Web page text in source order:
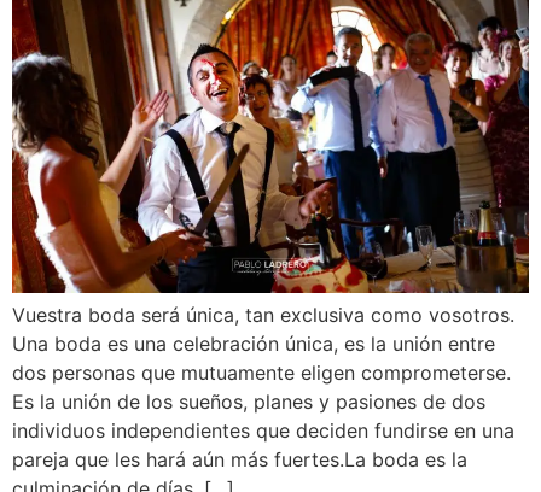
Vuestra boda será única, tan exclusiva como vosotros.
Una boda es una celebración única, es la unión entre
dos personas que mutuamente eligen comprometerse.
Es la unión de los sueños, planes y pasiones de dos
individuos independientes que deciden fundirse en una
pareja que les hará aún más fuertes.La boda es la